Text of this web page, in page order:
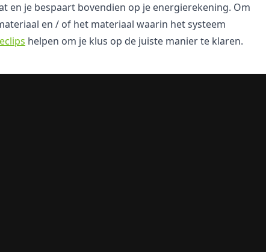
en je bespaart bovendien op je energierekening. Om
en / of het materiaal waarin het systeem
helpen om je klus op de juiste manier te klaren.